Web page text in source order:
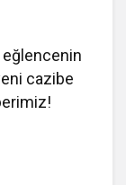
eğlencenin
cazibe
Sanat
Vizyona Girecek